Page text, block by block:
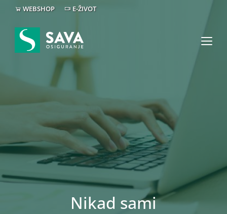
WEBSHOP E-ŽIVOT
Nikad sami